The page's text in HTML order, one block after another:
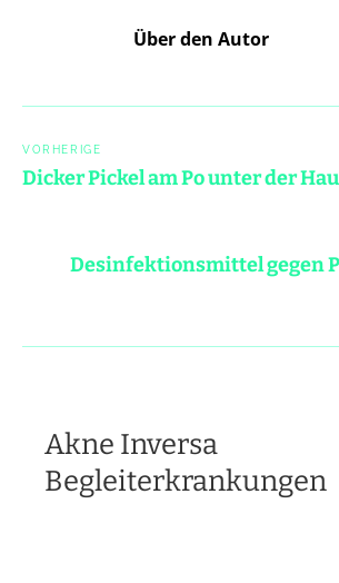
Über den Autor
navigation
VORHERIGE
Dicker Pickel am Po unter der
Desinfektionsmittel gegen
Akne Inversa
Begleiterkrankungen